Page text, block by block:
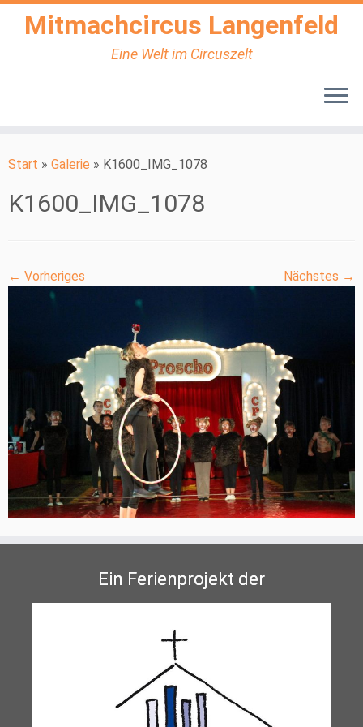
Inhalt
Mitmachcircus Langenfeld
Eine Welt im Circuszelt
Start » Galerie » K1600_IMG_1078
K1600_IMG_1078
← Vorheriges Nächstes →
Ein Ferienprojekt der